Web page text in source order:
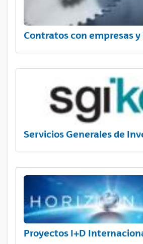
Contratos con empresas
Servicios Generales de
Proyectos I+D